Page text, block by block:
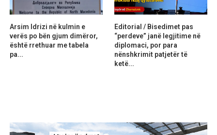
Arsim Idrizi në kulmin e
verës po bën gjum dimëror,
është rrethuar me tabela
pa...
Editorial / Bisedimet pas
“perdeve” janë legjitime në
diplomaci, por para
nënshkrimit patjetër të
ketë...